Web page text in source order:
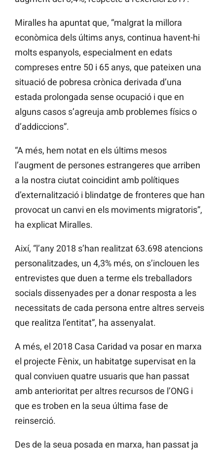
Miralles ha apuntat que, “malgrat la millora
econòmica dels últims anys, continua havent-hi
molts espanyols, especialment en edats
compreses entre 50 i 65 anys, que pateixen una
situació de pobresa crònica derivada d’una
estada prolongada sense ocupació i que en
alguns casos s’agreuja amb problemes físics o
d’addiccions”.
“A més, hem notat en els últims mesos
l’augment de persones estrangeres que arriben
a la nostra ciutat coincidint amb polítiques
d’externalització i blindatge de fronteres que han
provocat un canvi en els moviments migratoris”,
ha explicat Miralles.
Així, “l’any 2018 s’han realitzat 63.698 atencions
personalitzades, un 4,3% més, on s’inclouen les
entrevistes que duen a terme els treballadors
socials dissenyades per a donar resposta a les
necessitats de cada persona entre altres serveis
que realitza l’entitat”, ha assenyalat.
A més, el 2018 Casa Caridad va posar en marxa
el projecte Fènix, un habitatge supervisat en la
qual conviuen quatre usuaris que han passat
amb anterioritat per altres recursos de l’ONG i
que es troben en la seua última fase de
reinserció.
Des de la seua posada en marxa, han passat ja